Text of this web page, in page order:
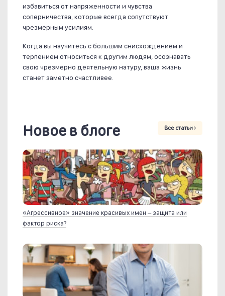
избавиться от напряженности и чувства
соперничества, которые всегда сопутствуют
чрезмерным усилиям.
Когда вы научитесь с большим снисхождением и
терпением относиться к другим людям, осознавать
свою чрезмерно деятельную натуру, ваша жизнь
станет заметно счастливее.
Новое в блоге Все статьи
«Агрессивное» значение красивых имен – защита или
фактор риска?